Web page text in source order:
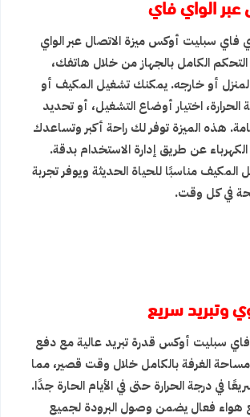
سبليت أوكس ميزة الاتصال عبر الواي
الكامل بالجهاز من خلال هاتفك،
أو خارجه. يمكنك تشغيل المكيف أو
اختيار أوضاع التشغيل، أو تحديد
هذه الميزة توفر لك راحة أكبر وتساعدك
عن طريق إدارة الاستخدام بدقة.
المكيف مناسبًا للحياة الحديثة ويوفر تجربة
في كل وقت.
وتبريد سريع
سبليت أوكس قدرة تبريد عالية مع دفع
الغرفة بالكامل خلال وقت قصير، مما
في درجة الحرارة حتى في الأيام الحارة جدًا.
هواء فعال يضمن وصول البرودة لجميع